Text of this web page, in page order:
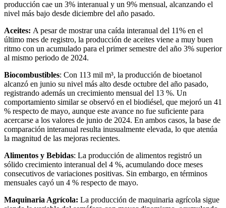
producción cae un 3% interanual y un 9% mensual, alcanzando el
nivel más bajo desde diciembre del año pasado.
Aceites: A pesar de mostrar una caída interanual del 11% en el
último mes de registro, la producción de aceites viene a muy buen
ritmo con un acumulado para el primer semestre del año 3% superior
al mismo periodo de 2024.
Biocombustibles: Con 113 mil m³, la producción de bioetanol
alcanzó en junio su nivel más alto desde octubre del año pasado,
registrando además un crecimiento mensual del 13 %. Un
comportamiento similar se observó en el biodiésel, que mejoró un 41
% respecto de mayo, aunque este avance no fue suficiente para
acercarse a los valores de junio de 2024. En ambos casos, la base de
comparación interanual resulta inusualmente elevada, lo que atenúa
la magnitud de las mejoras recientes.
Alimentos y Bebidas: La producción de alimentos registró un
sólido crecimiento interanual del 4 %, acumulando doce meses
consecutivos de variaciones positivas. Sin embargo, en términos
mensuales cayó un 4 % respecto de mayo.
Maquinaria Agrícola: La producción de maquinaria agrícola sigue